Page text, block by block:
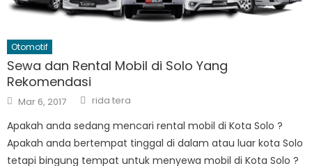
Otomotif
Sewa dan Rental Mobil di Solo Yang
Rekomendasi
Posted
on
Mar 6, 2017 Author
rida tera
Apakah anda sedang mencari rental mobil di Kota Solo ?
Apakah anda bertempat tinggal di dalam atau luar kota Solo
tetapi bingung tempat untuk menyewa mobil di Kota Solo ?